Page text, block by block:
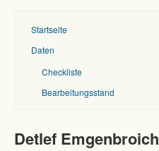
Startseite
Daten
Checkliste
Bearbeitungsstand
Detlef Emgenbroich